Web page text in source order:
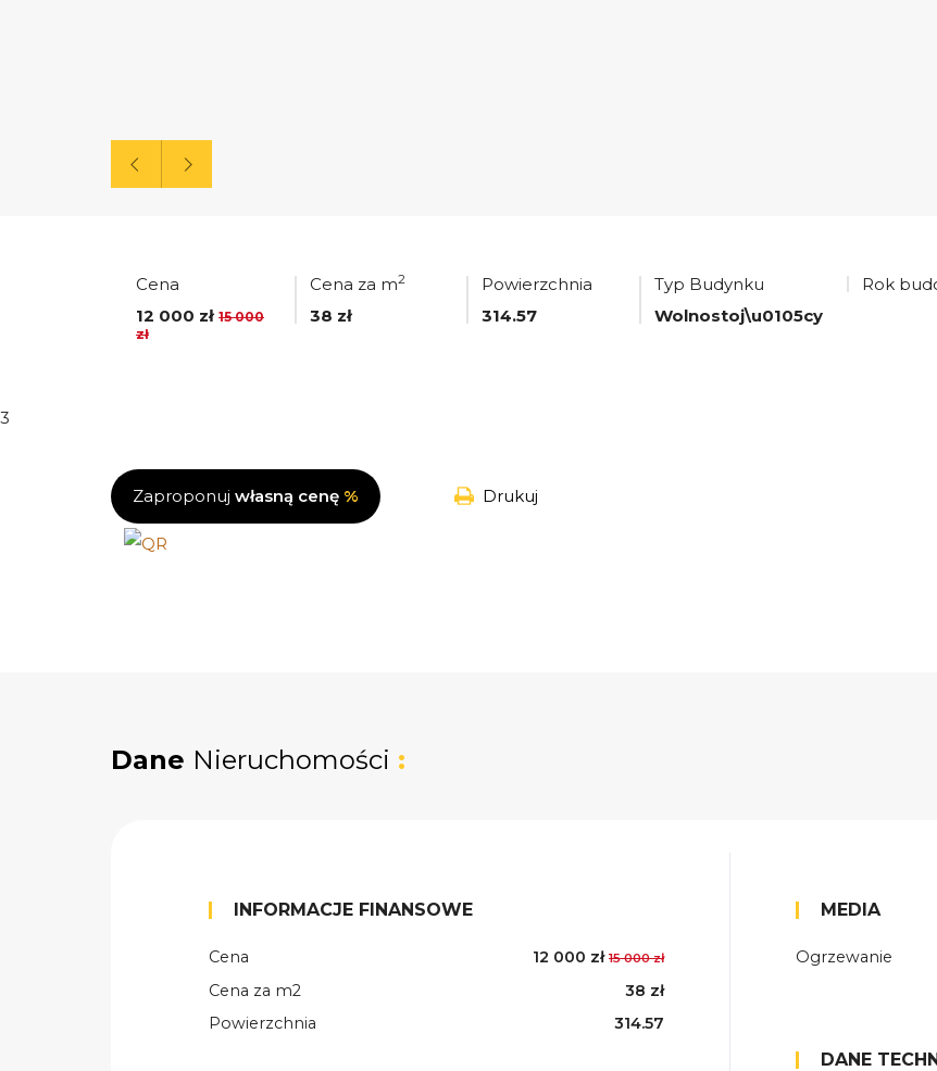
Cena
12 000 zł 15 000
zł
Cena za m2
38 zł
Powierzchnia
314.57
Typ Budynku
Wolnostoj\u0105cy
Rok
3
Zaproponuj własną cenę % Drukuj
Dane Nieruchomości :
INFORMACJE FINANSOWE
Cena 12 000 zł 15 000 zł
Cena za m2
38 zł
Powierzchnia
314.57
MEDIA
Ogrzewanie
DANE